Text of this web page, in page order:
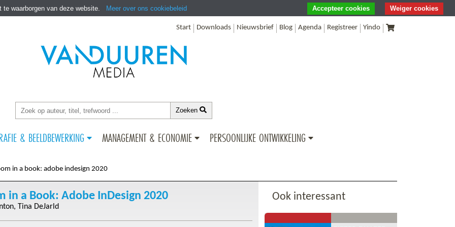
Start Downloads Nieuwsbrief Blog Agenda Registreer Yindo
Zoeken
& BEELDBEWERKING MANAGEMENT & ECONOMIE PERSOONLIJKE ONTWIKKELING
in a book: adobe indesign 2020
in a Book: Adobe InDesign 2020
Tina DeJarld
Ook interessant
waarborgen van deze website. Meer over ons cookiebeleid Weiger cookies
Accepteer cookies